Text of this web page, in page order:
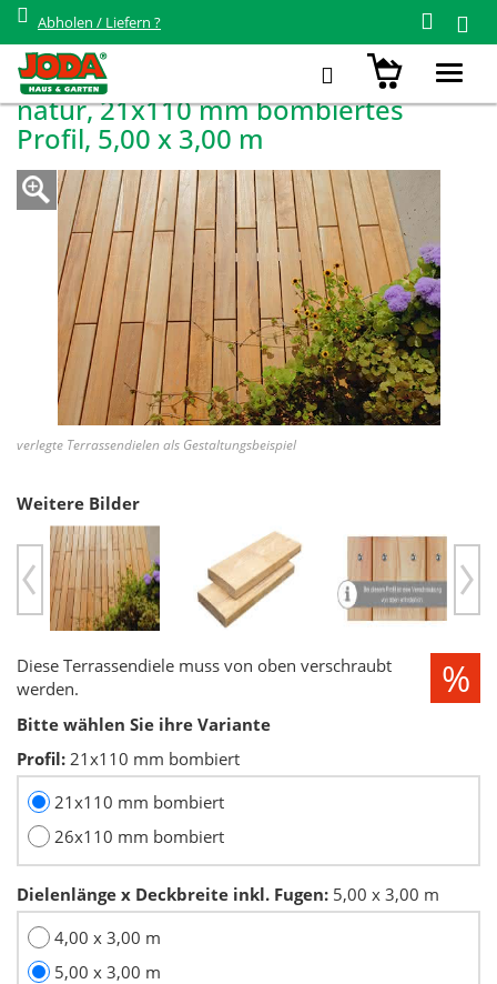
Abholen / Liefern ?
Komplett-Terrassen-Set Robinie
natur, 21x110 mm bombiertes
Profil, 5,00 x 3,00 m
verlegte Terrassendielen als Gestaltungsbeispiel
Weitere Bilder
Previous
Diese Terrassendiele muss von oben verschraubt
werden.
Bitte wählen Sie ihre Variante
Profil: 21x110 mm bombiert
21x110 mm bombiert
26x110 mm bombiert
Dielenlänge x Deckbreite inkl. Fugen: 5,00 x 3,00 m
4,00 x 3,00 m
5,00 x 3,00 m